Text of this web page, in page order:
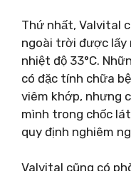
Thứ nhất, Valvital
ngoài trời được lấy
nhiệt độ 33°C.
có đặc tính chữa
viêm khớp, nhưng
mình trong chốc
quy định nghiêm
Valvital cũng có